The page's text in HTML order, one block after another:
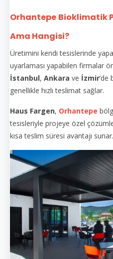
Orhantepe Bioklimatik
Ama Hangisi?
Üretimini kendi tesislerinde
uyarlaması yapabilen firmalar
İstanbul, Ankara ve İzmir’de
genellikle hızlı teslimat sağlar.
Haus Fargen, Orhantepe
tesisleriyle projeye özel
kısa teslim süresi avantajı sunar.